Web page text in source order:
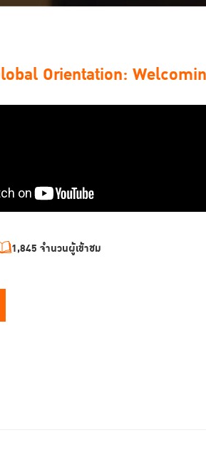
Orientation:
1,845 จำนวนผู้เข้าชม